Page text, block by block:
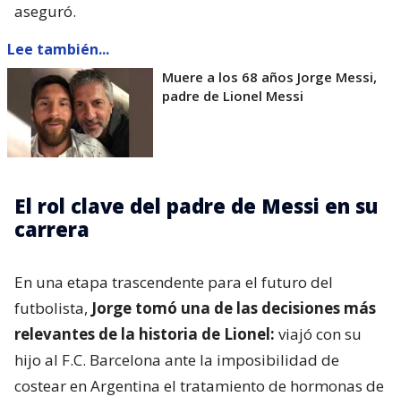
aseguró.
Lee también...
Muere a los 68 años Jorge Messi,
padre de Lionel Messi
El rol clave del padre de Messi en su
carrera
En una etapa trascendente para el futuro del
futbolista, Jorge tomó una de las decisiones más
relevantes de la historia de Lionel: viajó con su
hijo al F.C. Barcelona ante la imposibilidad de
costear en Argentina el tratamiento de hormonas de